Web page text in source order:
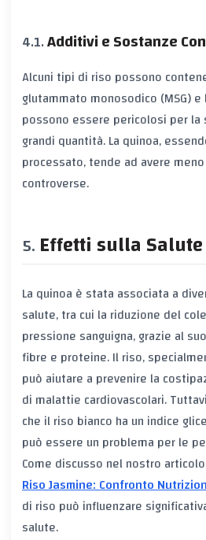
Additivi e Sostanze
Alcuni tipi di riso possono
glutammato monosodico (MSG)
possono essere pericolosi per
grandi quantità. La quinoa,
processato, tende ad avere
controverse.
Effetti sulla
La quinoa è stata associata a
salute, tra cui la riduzione del
pressione sanguigna, grazie al
fibre e proteine. Il riso,
può aiutare a prevenire la
di malattie cardiovascolari.
che il riso bianco ha un indice
può essere un problema per le
Come discusso nel nostro
Riso Jasmine: Confronto
di riso può influenzare
salute.